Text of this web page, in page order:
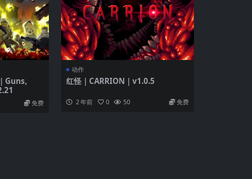
Guns,
免费
动作
红怪｜CARRION｜v1.0.5
2 年前 0 50 免费